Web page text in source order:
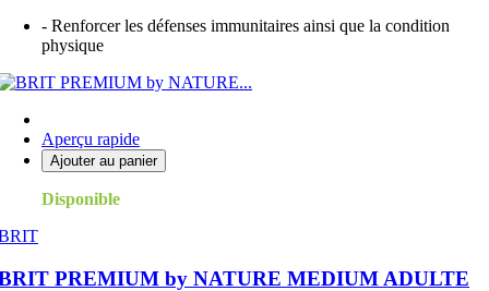
- Renforcer les défenses immunitaires ainsi que la condition
physique
Aperçu rapide
Ajouter au panier
Disponible
PREMIUM by NATURE MEDIUM ADULTE